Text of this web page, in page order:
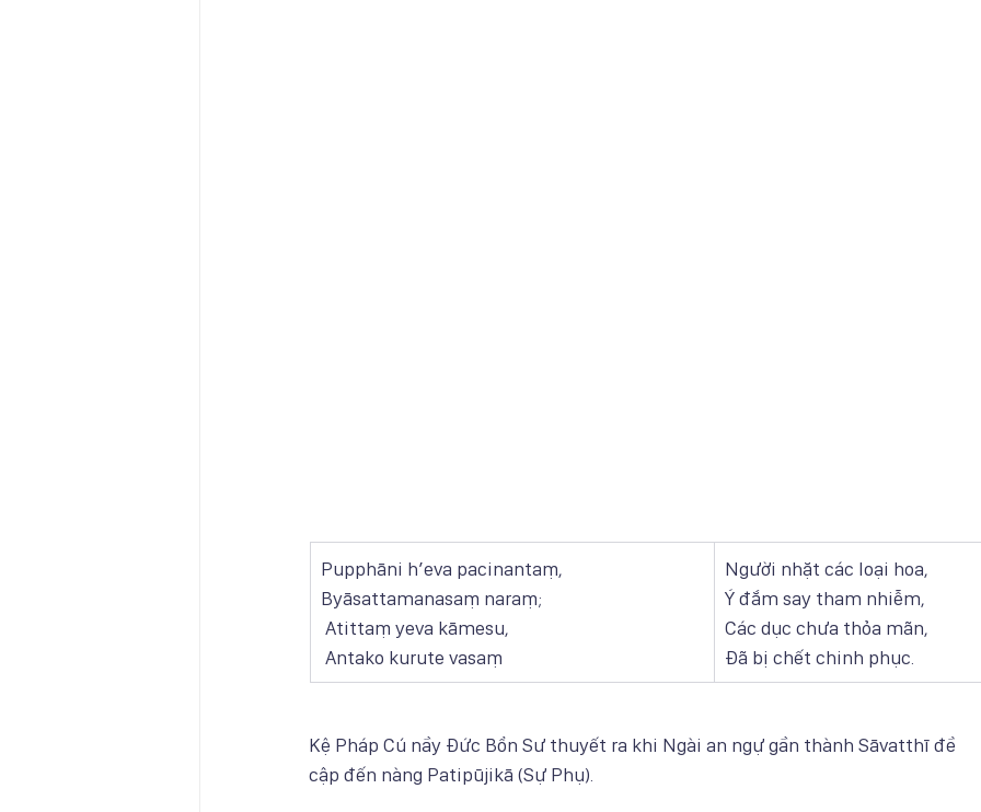
Pupphāni h’eva pacinantaṃ,
Byāsattamanasaṃ naraṃ;
Atittaṃ yeva kāmesu,
Antako kurute vasaṃ
Người nhặt các loại hoa,
Ý đắm say tham nhiễm,
Các dục chưa thỏa mãn,
Đã bị chết chinh phục.
Kệ Pháp Cú nầy Đức Bổn Sư thuyết ra khi Ngài an ngự gần thành Sāvatthī đề
cập đến nàng Patipūjikā (Sự Phụ).